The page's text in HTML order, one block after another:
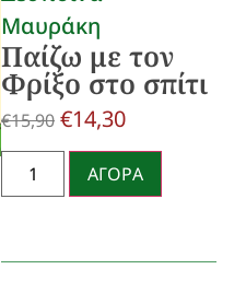
Μαυράκη
Παίζω με τον
Φρίξο στο σπίτι
€15,90 €14,30
ΑΓΟΡΑ